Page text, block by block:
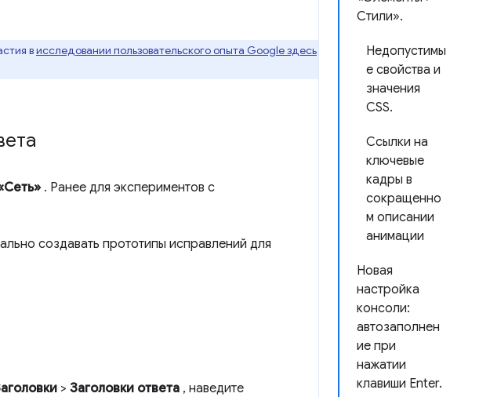
Стили».
Недопустимы
е свойства и
значения
CSS.
Ссылки на
ключевые
кадры в
сокращенно
м описании
анимации
Новая
настройка
консоли:
автозаполнен
ие при
нажатии
клавиши Enter.
висследовании пользовательского опыта Google здесь
. Ранее для экспериментов с
создавать прототипы исправлений для
> Заголовки ответа , наведите